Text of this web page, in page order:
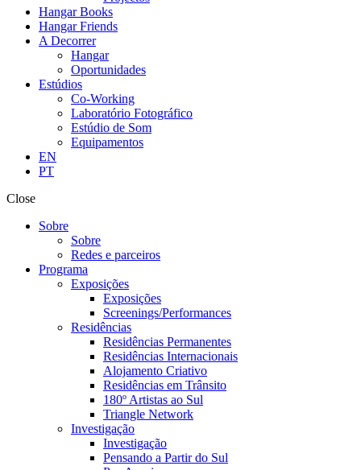
Hangar Books
Hangar Friends
A Decorrer
Hangar
Oportunidades
Estúdios
Co-Working
Laboratório Fotográfico
Estúdio de Som
Equipamentos
EN
PT
Close
Sobre
Sobre
Redes e parceiros
Programa
Exposições
Exposições
Screenings/Performances
Residências
Residências Permanentes
Residências Internacionais
Alojamento Criativo
Residências em Trânsito
180º Artistas ao Sul
Triangle Network
Investigação
Investigação
Pensando a Partir do Sul